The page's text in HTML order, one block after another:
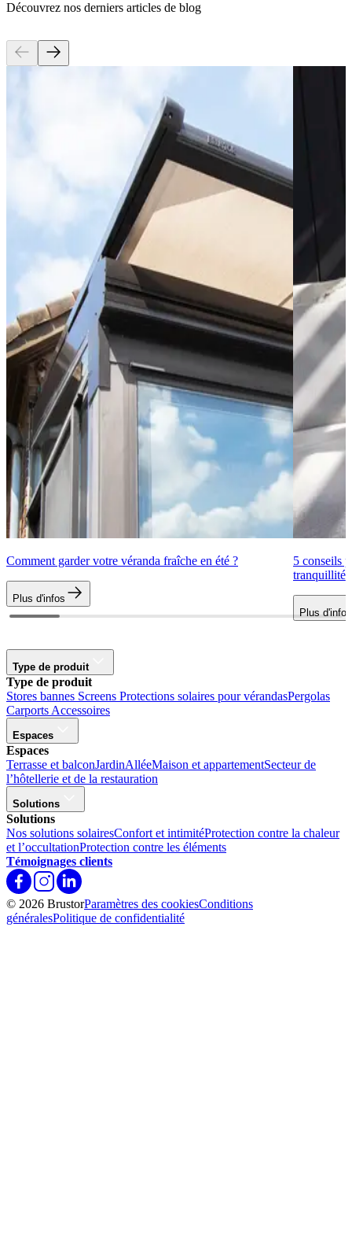
Découvrez nos derniers articles de blog
Comment garder votre véranda fraîche en été ?
Plus d'infos
5 conseils
tranquillité
Plus d'infos
Type de produit
Type de produit
Stores bannes Screens Protections solaires pour vérandasPergolas
Carports Accessoires
Espaces
Espaces
Terrasse et balconJardinAlléeMaison et appartementSecteur de
l’hôtellerie et de la restauration
Solutions
Solutions
Nos solutions solairesConfort et intimitéProtection contre la chaleur
et l’occultationProtection contre les éléments
Témoignages clients
© 2026 BrustorParamètres des cookiesConditions
généralesPolitique de confidentialité